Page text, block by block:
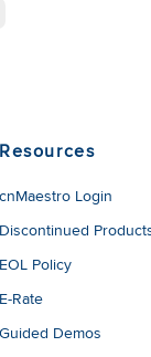
Resources
cnMaestro Login
Discontinued
EOL Policy
E-Rate
Guided Demos